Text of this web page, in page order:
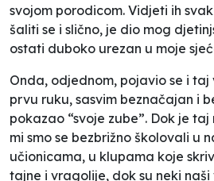
svojom porodicom. Vidjeti ih
šaliti se i slično, je dio mog
ostati duboko urezan u moje
Onda, odjednom, pojavio se i taj
prvu ruku, sasvim beznačajan i
pokazao “svoje zube”. Dok je
mi smo se bezbrižno školovali u
učionicama, u klupama koje
tajne i vragolije, dok su neki